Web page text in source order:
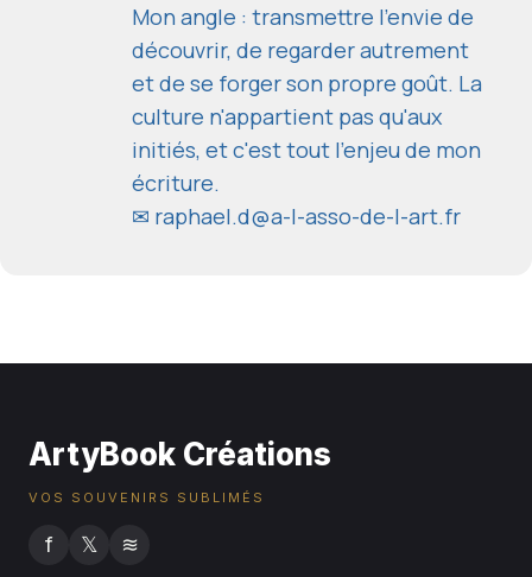
Mon angle : transmettre l'envie de
découvrir, de regarder autrement
et de se forger son propre goût. La
culture n'appartient pas qu'aux
initiés, et c'est tout l'enjeu de mon
écriture.
✉ raphael.d@a-l-asso-de-l-art.fr
ArtyBook Créations
VOS SOUVENIRS SUBLIMÉS
f 𝕏 ≋